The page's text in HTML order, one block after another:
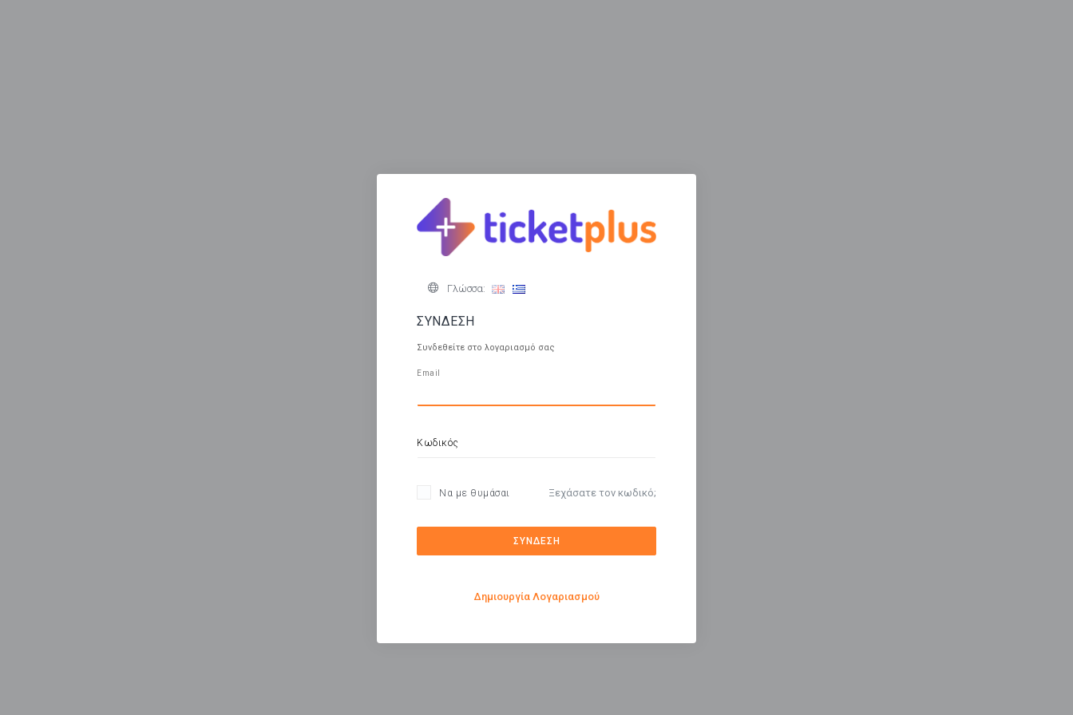
Γλώσσα:
ΣΥΝΔΕΣΗ
Συνδεθείτε στο λογαριασμό σας
Email
Κωδικός
Να με θυμάσαι Ξεχάσατε τον κωδικό;
ΣΥΝΔΕΣΗ
Δημιουργία Λογαριασμού